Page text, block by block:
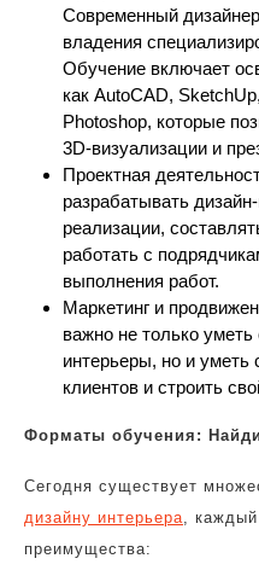
Современный
владения
Обучение включает
как AutoCAD,
Photoshop, которые
3D-визуализации и
Проектная
разрабатывать
реализации,
работать с
выполнения работ.
Маркетинг и
важно не только
интерьеры, но и уметь
клиентов и строить
Форматы обучения:
Сегодня существует
дизайну интерьера ,
преимущества: